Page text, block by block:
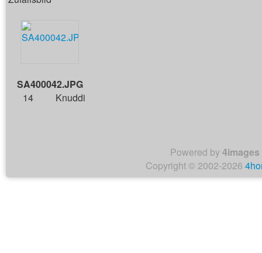
SA400042.JPG
14
Knuddi
Powered by4images
Copyright © 2002-2026